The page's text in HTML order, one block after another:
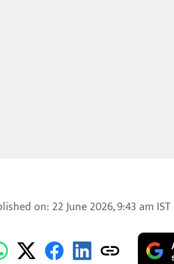
on: 22 June 2026, 9:43 am IST